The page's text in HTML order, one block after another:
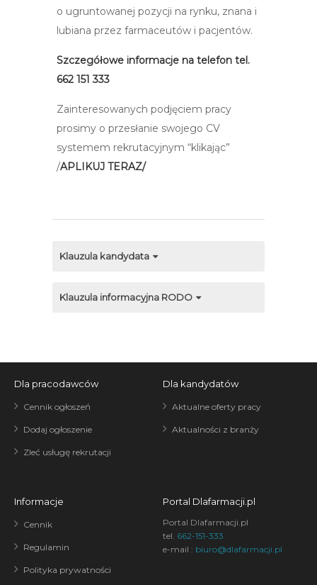
o ugruntowanej pozycji na rynku, znana i
lubiana przez farmaceutów i pacjentów.
Szczegółowe informacje na telefon tel.
662 151 333
Zainteresowanych podjęciem pracy
prosimy o przesłanie swojego CV
systemem rekrutacyjnym “klikając”
/APLIKUJ TERAZ/
Klauzula kandydata
Klauzula informacyjna RODO
Dla pracodawców
Cennik ogłoszeń
Dodaj ogłoszenie
Zleć usługę rekrutacji
Dla kandydatów
Aktualne oferty pracy
Aktualności z branży
Informacje
Cennik
Regulamin
Polityka prywatności
Portal Dlafarmacji.pl
Portal Dlafarmacji.pl
tel. 662-151-333
e-mail : biuro@dlafarmacji.pl